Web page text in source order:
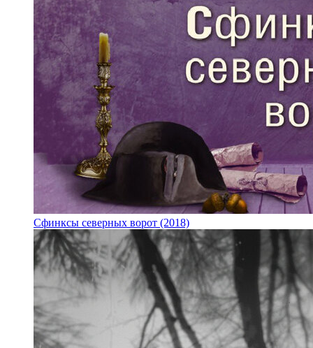
Сфинксы северных ворот (2018)